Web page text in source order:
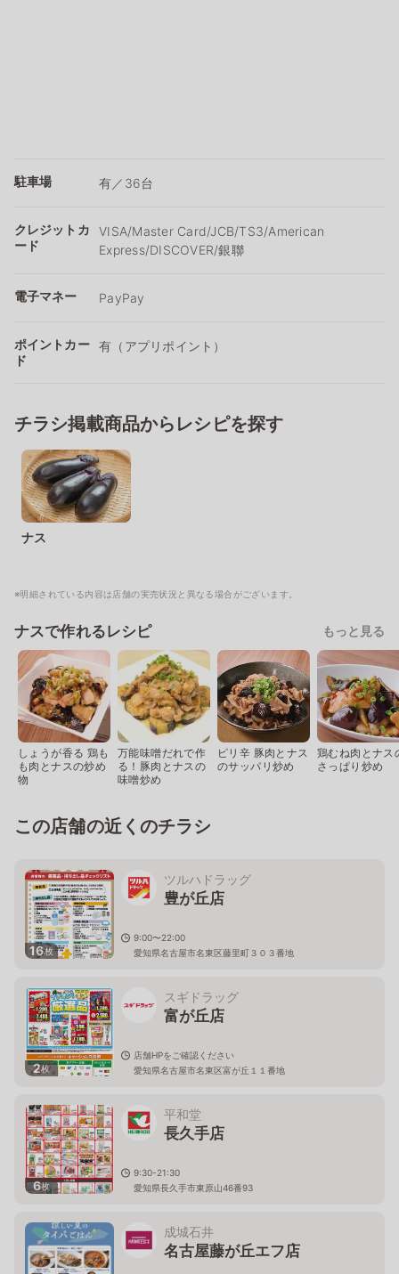
駐車場 有／36台
クレジットカ
ード
VISA/Master Card/JCB/TS3/American
Express/DISCOVER/銀聯
電子マネー PayPay
ポイントカー
ド
有（アプリポイント）
チラシ掲載商品からレシピを探す
ナス
※明細されている内容は店舗の実売状況と異なる場合がございます。
ナスで作れるレシピ もっと見る
しょうが香る 鶏も
も肉とナスの炒め
物
万能味噌だれで作
る！豚肉とナスの
味噌炒め
ピリ辛 豚肉とナス
のサッパリ炒め
鶏むね肉とナス
さっぱり炒め
この店舗の近くのチラシ
16枚
ツルハドラッグ
豊が丘店
9:00〜22:00
愛知県名古屋市名東区藤里町３０３番地
2枚
スギドラッグ
富が丘店
店舗HPをご確認ください
愛知県名古屋市名東区富が丘１１番地
6枚
平和堂
長久手店
9:30-21:30
愛知県長久手市東原山46番93
成城石井
名古屋藤が丘エフ店